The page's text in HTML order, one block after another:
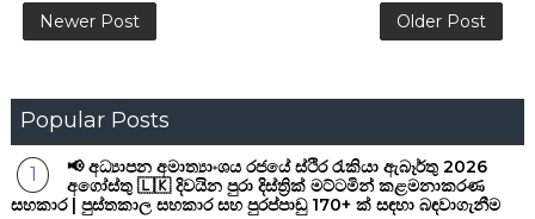
Newer Post Older Post
Popular Posts
📢 අධ්‍යාපන අමාත්‍යාංශය රජයේ ස්ථිර රැකියා ඇබෑර්තු 2026
අගෝස්තු 🇱🇰 දිවයින පුරා දිස්ත්‍රික් මට්ටමින් කළමනාකරණ
සහකාර | පුස්තකාල සහකාර සහ පුරප්පාඩු 170+ ක් සඳහා බඳවාගැනීම